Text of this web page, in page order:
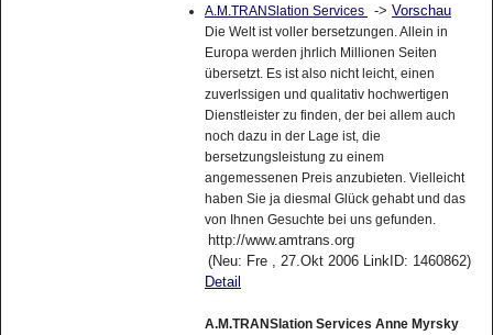
A.M.TRANSlation Services -> Vorschau
Die Welt ist voller bersetzungen. Allein in
Europa werden jhrlich Millionen Seiten
übersetzt. Es ist also nicht leicht, einen
zuverlssigen und qualitativ hochwertigen
Dienstleister zu finden, der bei allem auch
noch dazu in der Lage ist, die
bersetzungsleistung zu einem
angemessenen Preis anzubieten. Vielleicht
haben Sie ja diesmal Glück gehabt und das
von Ihnen Gesuchte bei uns gefunden.
http://www.amtrans.org
(Neu: Fre , 27.Okt 2006 LinkID: 1460862)
Detail
A.M.TRANSlation Services Anne Myrsky